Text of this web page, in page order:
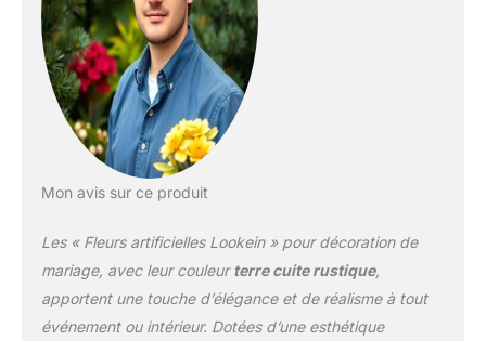
les couronnes, l'allée, l'arche
ou toute autre décoration
florale pour votre mariage,
fête, fête prénuptiale ou
décoration d'intérieur. Lot
combiné spécifique : cet
ensemble de boîtes de fleurs
couleurs spécifique, ce qui
est parfait pour votre
arrangement floral, ce qui
rend votre événement
prendre du caractère
Mon avis sur ce produit
Les « Fleurs artificielles Lookein » pour décoration de
mariage, avec leur couleurterre cuite rustique,
apportent une touche d’élégance et de réalisme à tout
événement ou intérieur. Dotées d’une esthétique